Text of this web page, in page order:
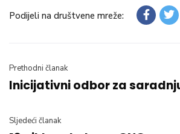
Podijeli na društvene mreže:
Prethodni članak
Inicijativni odbor za
Sljedeći članak